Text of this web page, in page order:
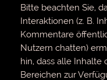
Bitte beachten Sie,
Interaktionen (z. B.
Kommentare
Nutzern chatten)
hin, dass alle Inhalte
Bereichen zur